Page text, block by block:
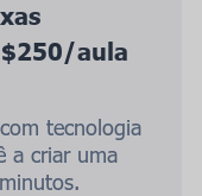
aula
tecnologia
a criar uma